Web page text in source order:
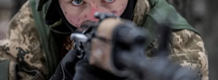
senza
scudo